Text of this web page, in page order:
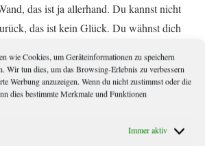
wie Cookies, um Geräteinformationen zu speichern
Wir tun dies, um das Browsing-Erlebnis zu verbessern
Werbung anzuzeigen. Wenn du nicht zustimmst oder die
dies bestimmte Merkmale und Funktionen
Immer aktiv
das ist ja allerhand. Du kannst nicht
das ist kein Glück. Du wähnst dich
was soll das hier? Du kannst nicht viel
drüber lachen, doch irgendwann wird dir